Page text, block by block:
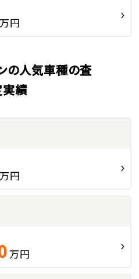
万円
の人気車種の査
実績
万円
万円